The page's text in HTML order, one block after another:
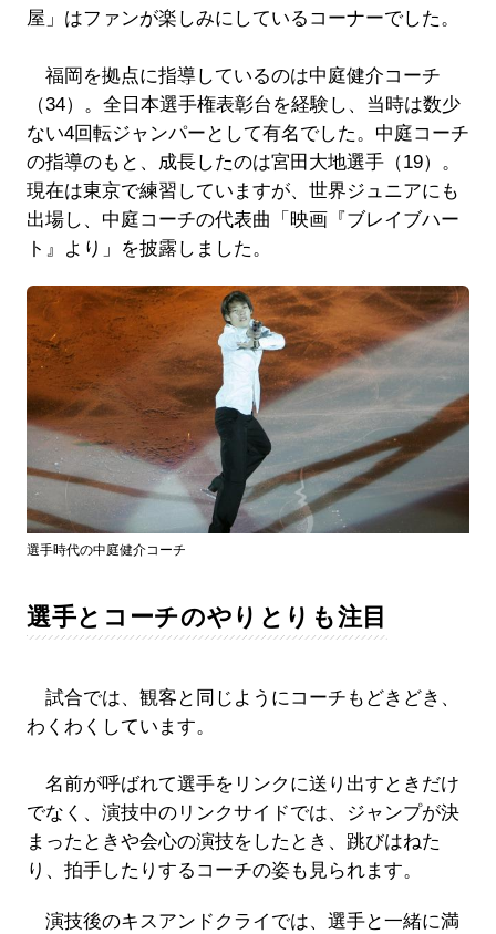
屋」はファンが楽しみにしているコーナーでした。
福岡を拠点に指導しているのは中庭健介コーチ
（34）。全日本選手権表彰台を経験し、当時は数少
ない4回転ジャンパーとして有名でした。中庭コーチ
の指導のもと、成長したのは宮田大地選手（19）。
現在は東京で練習していますが、世界ジュニアにも
出場し、中庭コーチの代表曲「映画『ブレイブハー
ト』より」を披露しました。
選手時代の中庭健介コーチ
選手とコーチのやりとりも注目
試合では、観客と同じようにコーチもどきどき、
わくわくしています。
名前が呼ばれて選手をリンクに送り出すときだけ
でなく、演技中のリンクサイドでは、ジャンプが決
まったときや会心の演技をしたとき、跳びはねた
り、拍手したりするコーチの姿も見られます。
演技後のキスアンドクライでは、選手と一緒に満